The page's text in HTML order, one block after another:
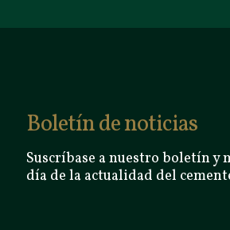
Boletín de noticias
Suscríbase a nuestro boletín y
día de la actualidad del